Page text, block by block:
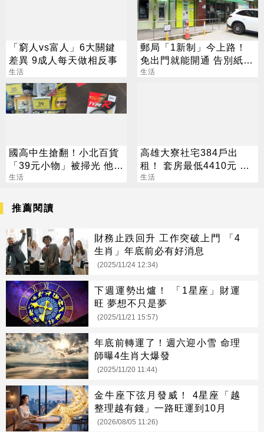
「窮人vs富人」6大關鍵
差異 9成人每天做相反事
生活
郵局「1新制」今上路！
免出門就能開通 告別紙本
不用跑臨櫃
生活
國高中生搶翻！小北百貨
「39元小物」被掃光 他跑
3家買不到
生活
高雄大寮社宅384戶出
租！ 套房最低4410元 這
日起開放申請
生活
推薦閱讀
財務止跌回升 工作突破上門 「4
生肖」年底前必有好消息
(2025/11/24 12:34)
下週運勢出爐！ 「1星座」財運
旺 夢想不只是夢
(2025/11/21 15:57)
年底前轉運了！週六迎小雪 命理
師曝4生肖大爆發
(2025/11/20 11:44)
金牛座下弦月發威！ 4星座「越
整理越有錢」一路旺運到10月
(2026/08/05 11:26)